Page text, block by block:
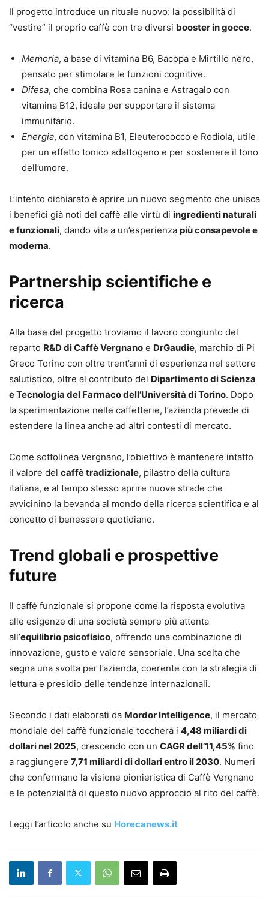
Il progetto introduce un rituale nuovo: la possibilità di
“vestire” il proprio caffè con tre diversi booster in gocce.
Memoria, a base di vitamina B6, Bacopa e Mirtillo nero,
pensato per stimolare le funzioni cognitive.
Difesa, che combina Rosa canina e Astragalo con
vitamina B12, ideale per supportare il sistema
immunitario.
Energia, con vitamina B1, Eleuterococco e Rodiola, utile
per un effetto tonico adattogeno e per sostenere il tono
dell’umore.
L’intento dichiarato è aprire un nuovo segmento che unisca
i benefici già noti del caffè alle virtù di ingredienti naturali
e funzionali, dando vita a un’esperienza più consapevole e
moderna.
Partnership scientifiche e
ricerca
Alla base del progetto troviamo il lavoro congiunto del
reparto R&D di Caffè Vergnano e DrGaudie, marchio di Pi
Greco Torino con oltre trent’anni di esperienza nel settore
salutistico, oltre al contributo del Dipartimento di Scienza
e Tecnologia del Farmaco dell’Università di Torino. Dopo
la sperimentazione nelle caffetterie, l’azienda prevede di
estendere la linea anche ad altri contesti di mercato.
Come sottolinea Vergnano, l’obiettivo è mantenere intatto
il valore del caffè tradizionale, pilastro della cultura
italiana, e al tempo stesso aprire nuove strade che
avvicinino la bevanda al mondo della ricerca scientifica e al
concetto di benessere quotidiano.
Trend globali e prospettive
future
Il caffè funzionale si propone come la risposta evolutiva
alle esigenze di una società sempre più attenta
all’equilibrio psicofisico, offrendo una combinazione di
innovazione, gusto e valore sensoriale. Una scelta che
segna una svolta per l’azienda, coerente con la strategia di
lettura e presidio delle tendenze internazionali.
Secondo i dati elaborati da Mordor Intelligence, il mercato
mondiale del caffè funzionale toccherà i 4,48 miliardi di
dollari nel 2025, crescendo con un CAGR dell’11,45% fino
a raggiungere 7,71 miliardi di dollari entro il 2030. Numeri
che confermano la visione pionieristica di Caffè Vergnano
e le potenzialità di questo nuovo approccio al rito del caffè.
Leggi l’articolo anche su Horecanews.it